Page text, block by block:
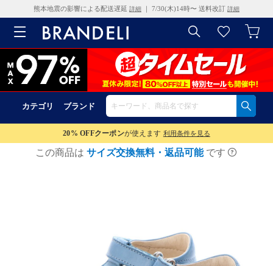
熊本地震の影響による配送遅延 詳細 ｜ 7/30(木)14時〜 送料改訂 詳細
カテゴリ ブランド
20% OFFクーポンが使えます 利用条件を見る
この商品は サイズ交換無料・返品可能 です